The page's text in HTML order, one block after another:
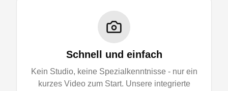
Schnell und einfach
Kein Studio, keine Spezialkenntnisse - nur ein
kurzes Video zum Start. Unsere integrierte